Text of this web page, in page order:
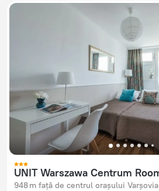
948 m față de centrul orașului Varșovia